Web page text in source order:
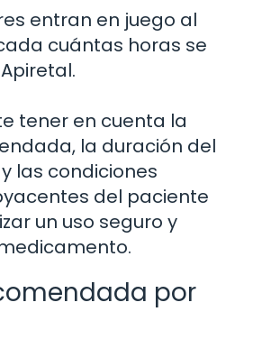
entran en juego al
cuántas horas se
tener en cuenta la
la duración del
las condiciones
del paciente
un uso seguro y
por